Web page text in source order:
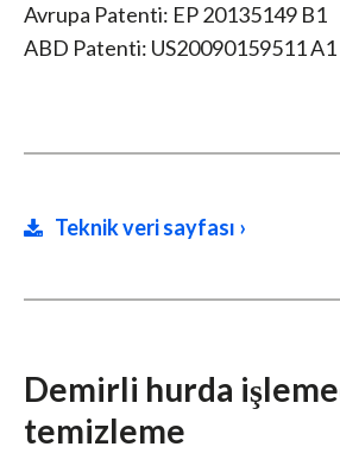
Avrupa Patenti: EP 20135149 B1
ABD Patenti: US20090159511 A1
Teknik veri sayfası ›
Demirli hurda
temizleme